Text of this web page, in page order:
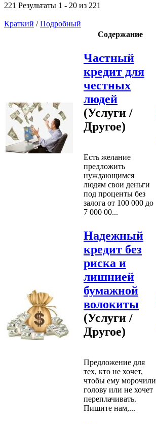
221 Результаты 1 - 20 из 221
Краткий /Подробный
Содержание
Частный
кредит для
честных
людей
(Услуги /
Другое)
Есть желание
предложить
нуждающимся
людям свои деньги
под проценты без
залога от 100 000 до
7 000 00...
Надежный
кредит без
риска и
лишнией
бумажной
волокиты
(Услуги /
Другое)
Предложение для
тех, кто не хочет,
чтобы ему морочили
голову или не хочет
переплачивать.
Пишите нам,...